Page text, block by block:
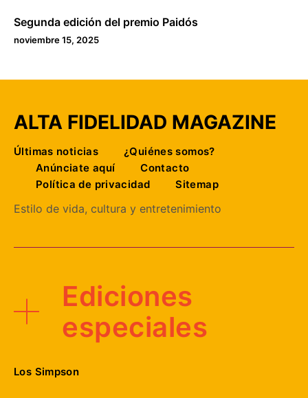
Segunda edición del premio Paidós
noviembre 15, 2025
ALTA FIDELIDAD MAGAZINE
Últimas noticias
¿Quiénes somos?
Anúnciate aquí
Contacto
Política de privacidad
Sitemap
Estilo de vida, cultura y entretenimiento
Ediciones
especiales
Los Simpson